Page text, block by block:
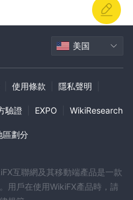
美国
使用條款 隱私聲明
驗證 EXPO WikiResearch
區劃分
互聯網及其移動端產品是一款
用戶在使用WikiFX產品時，請